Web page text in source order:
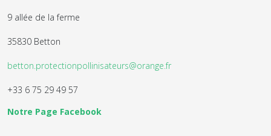
9 allée de la ferme
35830 Betton
betton.protectionpollinisateurs@orange.fr
+33 6 75 29 49 57
Notre Page Facebook